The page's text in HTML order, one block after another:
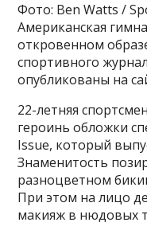
Фото: Ben Watts /
Американская
откровенном
спортивного
опубликованы на
22-летняя
героинь обложки
Issue, который
Знаменитость
разноцветном
При этом на лицо
макияж в нюдовых